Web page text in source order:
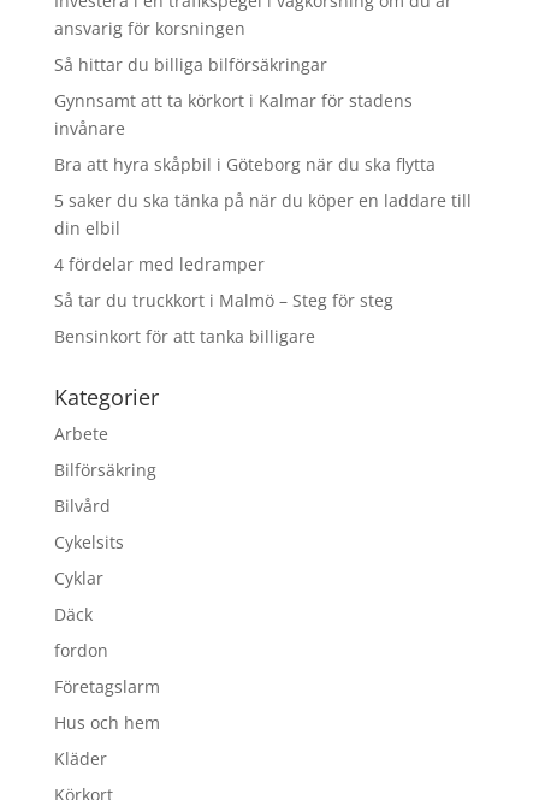
ansvarig för korsningen
Så hittar du billiga bilförsäkringar
Gynnsamt att ta körkort i Kalmar för stadens
invånare
Bra att hyra skåpbil i Göteborg när du ska flytta
5 saker du ska tänka på när du köper en laddare till
din elbil
4 fördelar med ledramper
Så tar du truckkort i Malmö – Steg för steg
Bensinkort för att tanka billigare
Kategorier
Arbete
Bilförsäkring
Bilvård
Cykelsits
Cyklar
Däck
fordon
Företagslarm
Hus och hem
Kläder
Körkort